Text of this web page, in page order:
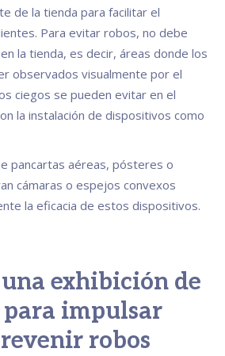
de la tienda para facilitar el
Para evitar robos, no debe
la tienda, es decir, áreas donde los
observados visualmente por el
ciegos se pueden evitar en el
la instalación de dispositivos como
pancartas aéreas, pósteres o
cámaras o espejos convexos
la eficacia de estos dispositivos.
exhibición de
impulsar
robos